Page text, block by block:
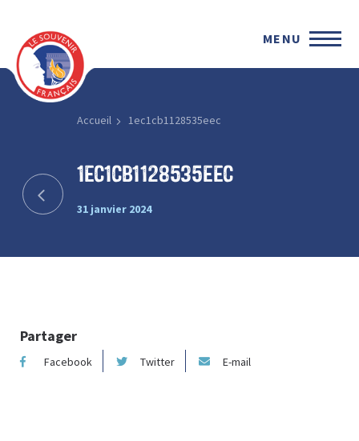
MENU
Accueil 1ec1cb1128535eec
1ec1cb1128535eec
31 janvier 2024
Partager
Facebook Twitter E-mail